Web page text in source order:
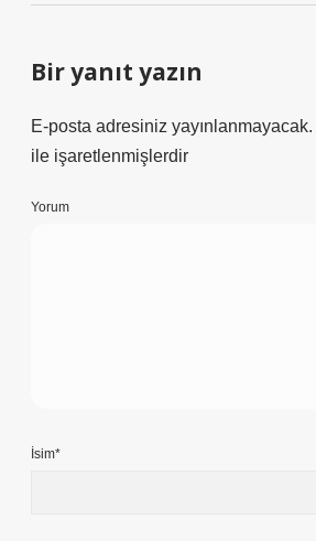
Bir yanıt yazın
E-posta adresiniz yayınlanmayacak.
ile işaretlenmişlerdir
Yorum
İsim*